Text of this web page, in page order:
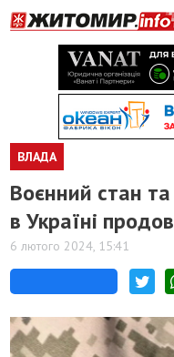
ВЛАДА
Воєнний стан та
в Україні
6 лютого 2024, 15:41